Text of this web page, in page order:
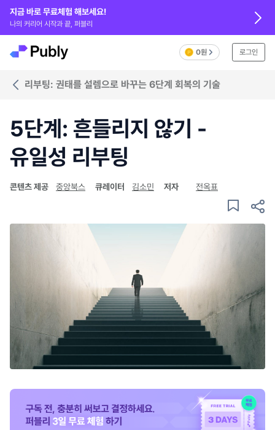
지금 바로 무료체험 해보세요!
나의 커리어 시작과 끝, 퍼블리
0원 로그인
리부팅: 권태를 설렘으로 바꾸는 6단계 회복의 기술
5단계: 흔들리지 않기 -
유일성 리부팅
콘텐츠 제공 중앙북스 큐레이터 김소민 저자 전옥표